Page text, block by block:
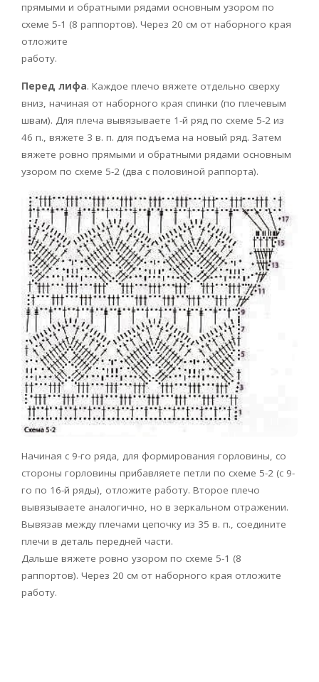
прямыми и обратными рядами основным узором по
схеме 5-1 (8 раппортов). Через 20 см от наборного края
отложите
работу.
Перед лифа. Каждое плечо вяжете отдельно сверху
вниз, начиная от наборного края спинки (по плечевым
швам). Для плеча вывязываете 1-й ряд по схеме 5-2 из
46 п., вяжете 3 в. п. для подъема на новый ряд. Затем
вяжете ровно прямыми и обратными рядами основным
узором по схеме 5-2 (два с половиной раппорта).
Начиная с 9-го ряда, для формирования горловины, со
стороны горловины прибавляете петли по схеме 5-2 (с 9-
го по 16-й ряды), отложите работу. Второе плечо
вывязываете аналогично, но в зеркальном отражении.
Вывязав между плечами цепочку из 35 в. п., соедините
плечи в деталь передней части.
Дальше вяжете ровно узором по схеме 5-1 (8
раппортов). Через 20 см от наборного края отложите
работу.